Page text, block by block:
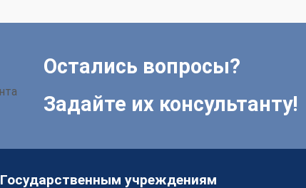
Остались вопросы?
Задайте их консультанту!
Государственным учреждениям